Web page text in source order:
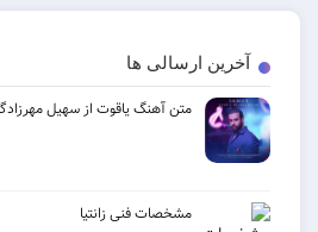
آخرین ارسالی ها
متن آهنگ یاقوت از سهیل مهرزادگان
مشخصات فنی زانتیا